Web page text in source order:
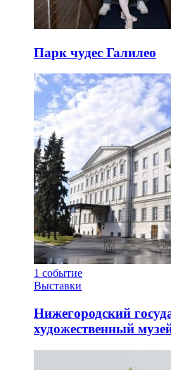
Парк чудес Галилео
1 событие
Выставки
Нижегородский
художественный